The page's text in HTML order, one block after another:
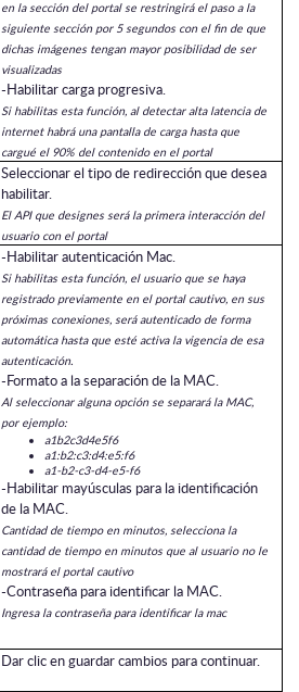
en la sección del portal se restringirá el paso a la
siguiente sección por 5 segundos con el fin de que
dichas imágenes tengan mayor posibilidad de ser
visualizadas
-Habilitar carga progresiva.
Si habilitas esta función, al detectar alta latencia de
internet habrá una pantalla de carga hasta que
cargué el 90% del contenido en el portal
Seleccionar el tipo de redirección que desea
habilitar.
El API que designes será la primera interacción del
usuario con el portal
-Habilitar autenticación Mac.
Si habilitas esta función, el usuario que se haya
registrado previamente en el portal cautivo, en sus
próximas conexiones, será autenticado de forma
automática hasta que esté activa la vigencia de esa
autenticación.
-Formato a la separación de la MAC.
Al seleccionar alguna opción se separará la MAC,
por ejemplo:
a1b2c3d4e5f6
a1:b2:c3:d4:e5:f6
a1-b2-c3-d4-e5-f6
-Habilitar mayúsculas para la identificación
de la MAC.
Cantidad de tiempo en minutos, selecciona la
cantidad de tiempo en minutos que al usuario no le
mostrará el portal cautivo
-Contraseña para identificar la MAC.
Ingresa la contraseña para identificar la mac
Dar clic en guardar cambios para continuar.